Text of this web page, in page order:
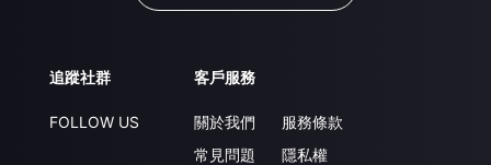
追蹤社群
FOLLOW US
客戶服務
關於我們
常見問題
服務條款
隱私權